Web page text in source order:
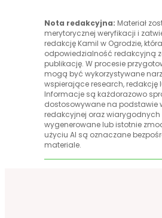
Nota redakcyjna: Materiał
merytorycznej weryfikacji i
redakcję Kamil w Ogrodzie,
odpowiedzialność redakcyjną
publikację. W procesie
mogą być wykorzystywane
wspierające research, redakcję
Informacje są każdorazowo
dostosowywane na podstawie
redakcyjnej oraz wiarygodnych
wygenerowane lub istotnie
użyciu AI są oznaczane
materiale.